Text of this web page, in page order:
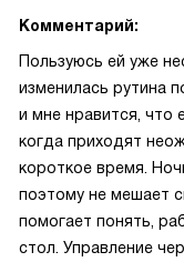
Комментарий:
Пользуюсь ей уже
изменилась рутина
и мне нравится,
когда приходят
короткое время.
поэтому не мешает
помогает понять,
стол. Управление